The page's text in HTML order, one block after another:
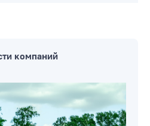
компаний